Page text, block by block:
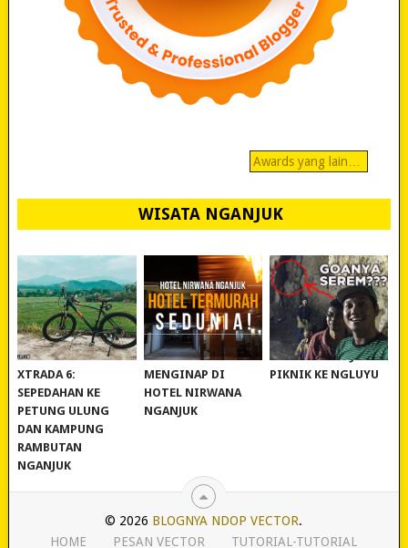
Awards yang lain…
WISATA NGANJUK
REVIEW POLYGON
XTRADA 6:
SEPEDAHAN KE
PETUNG ULUNG
DAN KAMPUNG
RAMBUTAN
NGANJUK
MURAH BANGET!
MENGINAP DI
HOTEL NIRWANA
NGANJUK
WISATA NGANJUK:
PIKNIK KE NGLUYU
© 2026 BLOGNYA NDOP VECTOR.
HOME
PESAN VECTOR TUTORIAL-TUTORIAL